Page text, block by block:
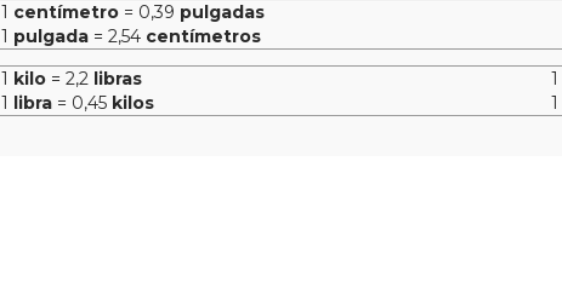
1 centímetro = 0,39 pulgadas
1 pulgada = 2,54 centímetros
1 kilo = 2,2 libras 1
1
libra = 0,45 kilos 1